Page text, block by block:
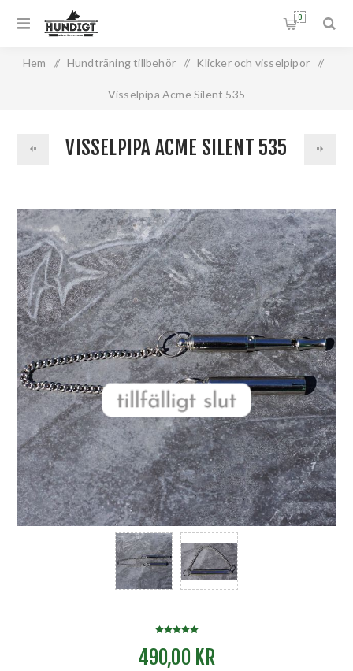
0
Hem / Hundträning tillbehör / Klicker och visselpipor /
Visselpipa Acme Silent 535
VISSELPIPA ACME SILENT 535
490,00 KR